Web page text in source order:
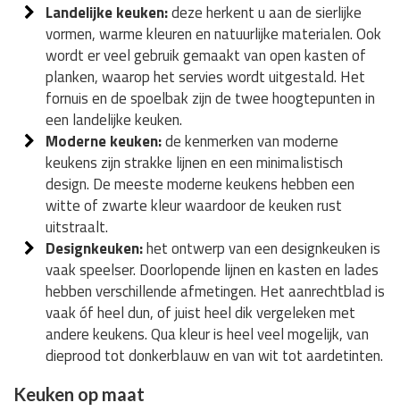
Landelijke keuken:deze herkent u aan de sierlijke
vormen, warme kleuren en natuurlijke materialen. Ook
wordt er veel gebruik gemaakt van open kasten of
planken, waarop het servies wordt uitgestald. Het
fornuis en de spoelbak zijn de twee hoogtepunten in
een landelijke keuken.
Moderne keuken:de kenmerken van moderne
keukens zijn strakke lijnen en een minimalistisch
design. De meeste moderne keukens hebben een
witte of zwarte kleur waardoor de keuken rust
uitstraalt.
Designkeuken:het ontwerp van een designkeuken is
vaak speelser. Doorlopende lijnen en kasten en lades
hebben verschillende afmetingen. Het aanrechtblad is
vaak óf heel dun, of juist heel dik vergeleken met
andere keukens. Qua kleur is heel veel mogelijk, van
dieprood tot donkerblauw en van wit tot aardetinten.
Keuken op maat